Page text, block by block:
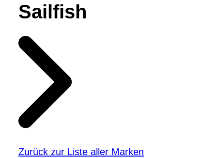
Sailfish
Zurück zur Liste aller Marken